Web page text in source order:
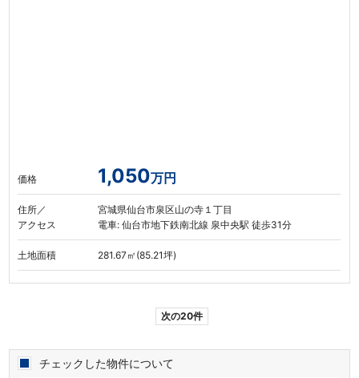
価格 1,050万円
住所／
アクセス
宮城県仙台市泉区山の寺１丁目
電車: 仙台市地下鉄南北線 泉中央駅 徒歩31分
土地面積 281.67㎡(85.21坪)
次の20件
チェックした物件について